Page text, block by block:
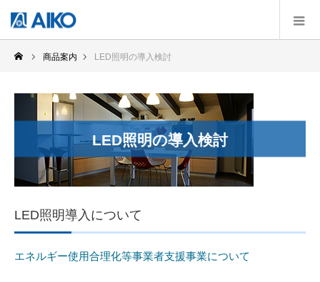
商品案内 LED照明の導入検討
LED照明の導入検討
LED照明導入について
エネルギー使用合理化等事業者支援事業について